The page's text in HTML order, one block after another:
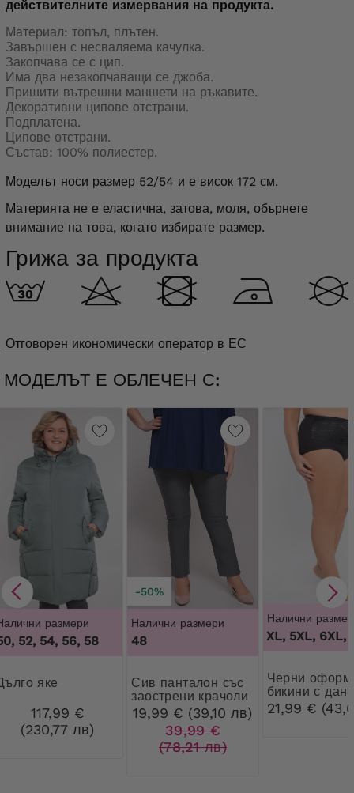
действителните измервания на продукта.
Материал: топъл, плътен.
Завършен с несваляема качулка.
Закопчава се с цип.
Има два незакопчаващи се джоба.
Пришити вътрешни маншети на ръкавите.
Декоративни ципове отстрани.
Подплатена.
Ципове отстрани.
Състав: 100% полиестер.
Моделът носи размер 52/54 и е висок 172 см.
Материята не е еластична, затова, моля, обърнете
внимание на това, когато избирате размер.
Грижа за продукта
Отговорен икономически оператор в ЕС
МОДЕЛЪТ Е ОБЛЕЧЕН С:
размери
52, 54, 56, 58
дълго яке
117,99 €
(230,77 лв)
-50%
Налични размери
48
Сив панталон със
заострени крачоли
19,99 € (39,10 лв)
39,99 €
(78,21 лв)
Налични
3XL, 4XL, 5XL, 6XL,
Черни оформящи
бикини с
на цветя
21,99 €